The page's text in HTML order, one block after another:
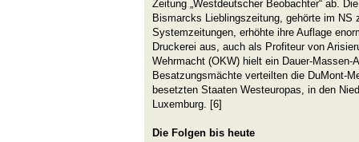
Zeitung „Westdeutscher Beobachter“ ab.
Bismarcks Lieblingszeitung, gehörte im NS
Systemzeitungen, erhöhte ihre Auflage
Druckerei aus, auch als Profiteur von
Wehrmacht (OKW) hielt ein Dauer-Massen-
Besatzungsmächte verteilten die DuMont-
besetzten Staaten Westeuropas, in den
Luxemburg. [6]
Die Folgen bis heute